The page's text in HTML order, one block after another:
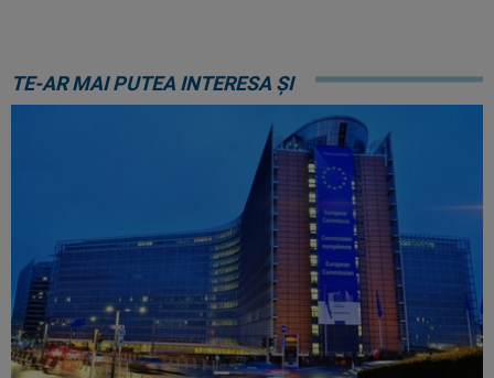
TE-AR MAI PUTEA INTERESA ȘI